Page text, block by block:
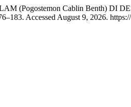
(Pogostemon Cablin Benth) DI
Accessed August 9, 2026.